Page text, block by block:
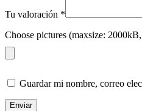
Tu valoración *
Choose pictures (maxsize:
Guardar mi nombre, correo
Enviar